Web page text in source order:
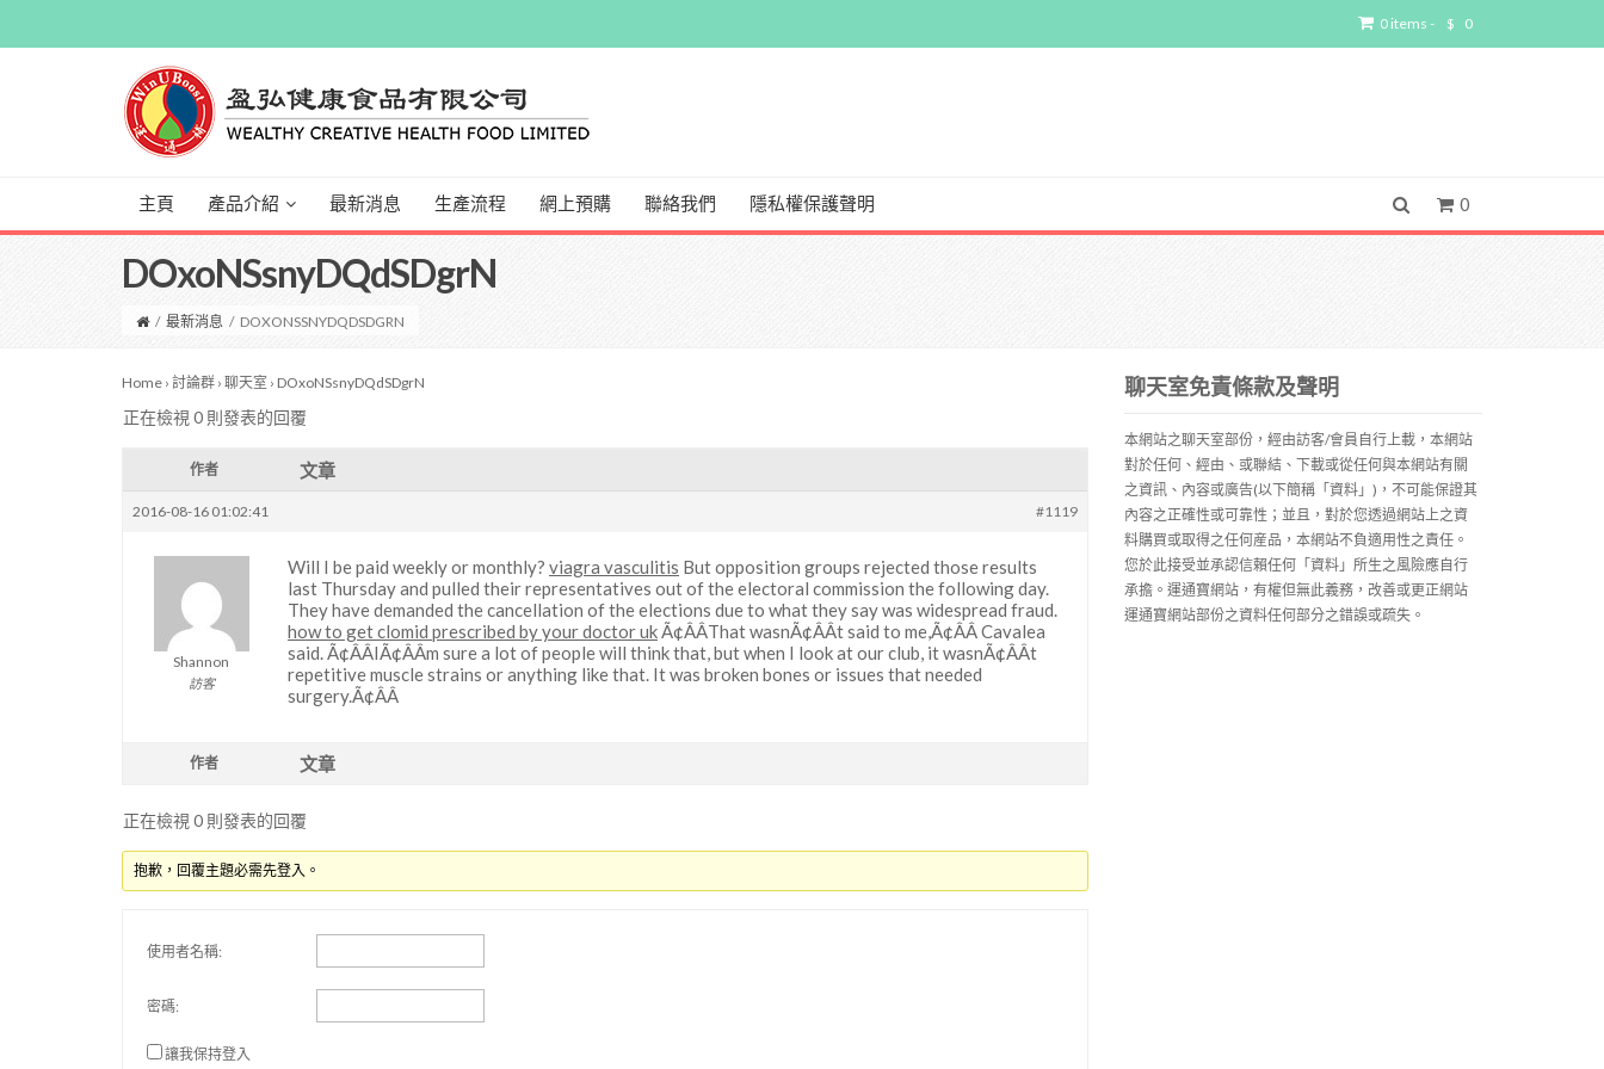
0 items - $ 0
主頁 產品介紹 最新消息 生產流程 網上預購 聯絡我們 隱私權保護聲明 0
DOxoNSsnyDQdSDgrN
/ 最新消息 / DOXONSSNYDQDSDGRN
Home › 討論群 › 聊天室 › DOxoNSsnyDQdSDgrN
正在檢視 0 則發表的回覆
作者 文章
2016-08-16 01:02:41 #1119
Shannon
訪客
Will I be paid weekly or monthly? viagra vasculitis But opposition groups rejected those results
last Thursday and pulled their representatives out of the electoral commission the following day.
They have demanded the cancellation of the elections due to what they say was widespread fraud.
how to get clomid prescribed by your doctor ukÃ¢ÂÂThat wasnÃ¢ÂÂt said to me,Ã¢ÂÂ Cavalea
said. Ã¢ÂÂIÃ¢ÂÂm sure a lot of people will think that, but when I look at our club, it wasnÃ¢ÂÂt
repetitive muscle strains or anything like that. It was broken bones or issues that needed
surgery.Ã¢ÂÂ
作者 文章
正在檢視 0 則發表的回覆
抱歉，回覆主題必需先登入。
使用者名稱:
密碼:
讓我保持登入
聊天室免責條款及聲明
本網站之聊天室部份，經由訪客/會員自行上載，本網站
對於任何、經由、或聯結、下載或從任何與本網站有關
之資訊、內容或廣告(以下簡稱「資料」)，不可能保證其
內容之正確性或可靠性；並且，對於您透過網站上之資
料購買或取得之任何産品，本網站不負適用性之責任。
您於此接受並承認信賴任何「資料」所生之風險應自行
承擔。運通寶網站，有權但無此義務，改善或更正網站
運通寶網站部份之資料任何部分之錯誤或疏失。